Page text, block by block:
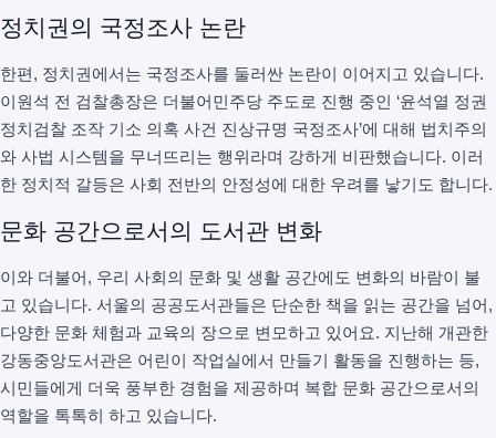
정치권의 국정조사 논란
한편, 정치권에서는 국정조사를 둘러싼 논란이 이어지고 있습니다.
이원석 전 검찰총장은 더불어민주당 주도로 진행 중인 ‘윤석열 정권
정치검찰 조작 기소 의혹 사건 진상규명 국정조사’에 대해 법치주의
와 사법 시스템을 무너뜨리는 행위라며 강하게 비판했습니다. 이러
한 정치적 갈등은 사회 전반의 안정성에 대한 우려를 낳기도 합니다.
문화 공간으로서의 도서관 변화
이와 더불어, 우리 사회의 문화 및 생활 공간에도 변화의 바람이 불
고 있습니다. 서울의 공공도서관들은 단순한 책을 읽는 공간을 넘어,
다양한 문화 체험과 교육의 장으로 변모하고 있어요. 지난해 개관한
강동중앙도서관은 어린이 작업실에서 만들기 활동을 진행하는 등,
시민들에게 더욱 풍부한 경험을 제공하며 복합 문화 공간으로서의
역할을 톡톡히 하고 있습니다.